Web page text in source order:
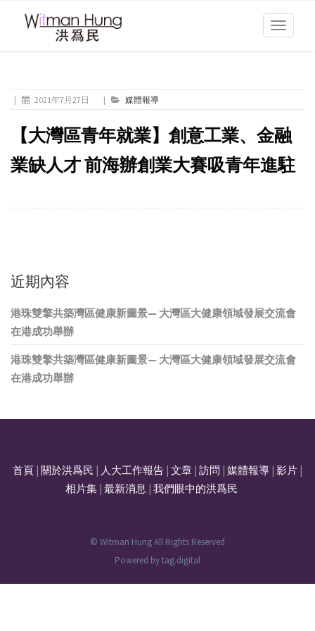
Toggle
| 2021年7月27日 | 媒體報導
【大灣區青年就業】創意工業、金融
業缺人才 前海辦創業大賽吸青年進駐
近期內容
港珠雙擎共築灣區健康新圖景— 大灣區大健康領域發展交流會
在港成功舉辦
港珠雙擎共築灣區健康新圖景— 大灣區大健康領域發展交流會
在港成功舉辦
首頁 關於洪爲民 人大工作報告 文章 訪問 媒體報導 影片
相片集| 最新消息 我們眼中的洪爲民
© Witman Hung All Rights Reserved
Powered bytag.digital